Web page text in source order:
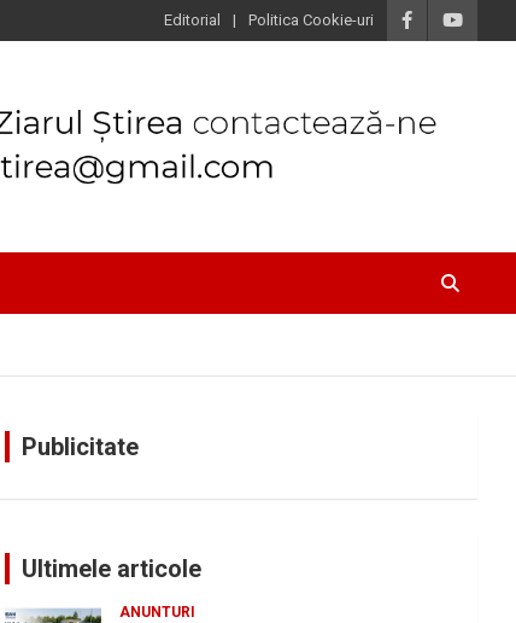
Editorial Politica Cookie-uri
Publicitate
Ultimele articole
ANUNTURI